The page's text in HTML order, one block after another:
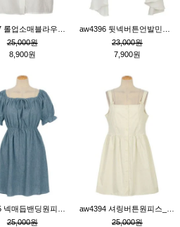
25,000원
8,900원
23,000원
7,900원
25,000원
25,000원